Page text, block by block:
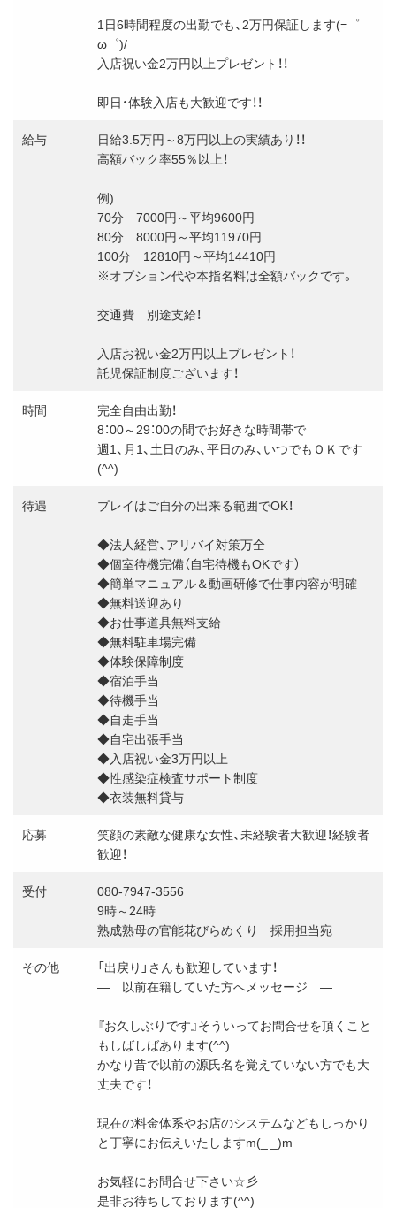
1日6時間程度の出勤でも、2万円保証します(=゜
ω゜)/
入店祝い金2万円以上プレゼント！！
即日・体験入店も大歓迎です！！
給与
日給3.5万円～8万円以上の実績あり！！
高額バック率55％以上！
例)
70分 7000円～平均9600円
80分 8000円～平均11970円
100分 12810円～平均14410円
※オプション代や本指名料は全額バックです。
交通費 別途支給！
入店お祝い金2万円以上プレゼント！
託児保証制度ございます！
時間
完全自由出勤！
8：00～29：00の間でお好きな時間帯で
週1、月1、土日のみ、平日のみ、いつでもＯＫです
(^^)
待遇 プレイはご自分の出来る範囲でOK！
◆法人経営、アリバイ対策万全
◆個室待機完備（自宅待機もOKです）
◆簡単マニュアル＆動画研修で仕事内容が明確
◆無料送迎あり
◆お仕事道具無料支給
◆無料駐車場完備
◆体験保障制度
◆宿泊手当
◆待機手当
◆自走手当
◆自宅出張手当
◆入店祝い金3万円以上
◆性感染症検査サポート制度
◆衣装無料貸与
応募
笑顔の素敵な健康な女性、未経験者大歓迎！経験者
歓迎！
受付
080-7947-3556
9時～24時
熟成熟母の官能花びらめくり 採用担当宛
その他
「出戻り」さんも歓迎しています！
― 以前在籍していた方へメッセージ ―
『お久しぶりです』そういってお問合せを頂くこと
もしばしばあります(^^)
かなり昔で以前の源氏名を覚えていない方でも大
丈夫です！
現在の料金体系やお店のシステムなどもしっかり
と丁寧にお伝えいたしますm(_ _)m
お気軽にお問合せ下さい☆彡
是非お待ちしております(^^)